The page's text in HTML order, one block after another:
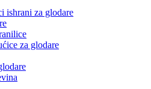
ishrani za glodare
za glodare